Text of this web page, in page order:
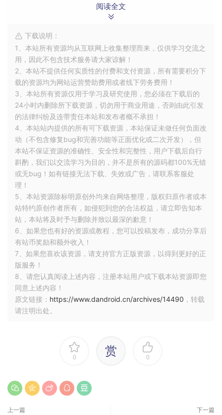
有一个ID、一个目的URL、一组断言和一组 Filter
组成。如果断言路由为真，则说明请求的URL和配
置匹配
（2）断言。Java8中的断言函数。Spring Cloud
Gateway中的断言函数输入类型是Spring5.0框
架中的ServerWebExchange。Spring Cloud
Gateway中的断言函数允许开发者去定义匹配来
自 于http request中的任何信息，比如请求头和
参数等。（3）过滤器。一个标准的Spring
webFilter。Spring cloud gateway中的filter分
为两种类型的 Filter，分别是Gateway Filter和
Global Filter。过滤器Filter将会对请求和响应进
行修改处理
阅读全文
下载说明：
1、本站所有资源均从互联网上收集整理而来，仅供学习交流之
用，因此不包含技术服务请大家谅解！
2、本站不提供任何实质性的付费和支付资源，所有需要积分下
载的资源均为网站运营赞助费用或者线下劳务费用！
3、本站所有资源仅用于学习及研究使用，您必须在下载后的
24小时内删除所下载资源，切勿用于商业用途，否则由此引发
的法律纠纷及连带责任本站和发布者概不承担！
4、本站站内提供的所有可下载资源，本站保证未做任何负面改
动（不包含修复bug和完善功能等正面优化或二次开发），但
本站不保证资源的准确性、安全性和完整性，用户下载后自行
斟酌，我们以交流学习为目的，并不是所有的源码都100%无错
或无bug！如有链接无法下载、失效或广告，请联系客服处
理！
5、本站资源除标明原创外均来自网络整理，版权归原作者或本
站特约原创作者所有，如侵犯到您的合法权益，请立即告知本
站，本站将及时予与删除并致以最深的歉意！
6、如果您也有好的资源或教程，您可以投稿发布，成功分享后
有站币奖励和额外收入！
7、如果您喜欢该资源，请支持官方正版资源，以得到更好的正
版服务！
8、请您认真阅读上述内容，注册本站用户或下载本站资源即您
同意上述内容！
原文链接： https://www.dandroid.cn/archives/14490 ，转载
请注明出处。
0 赏 0
上一篇 下一篇